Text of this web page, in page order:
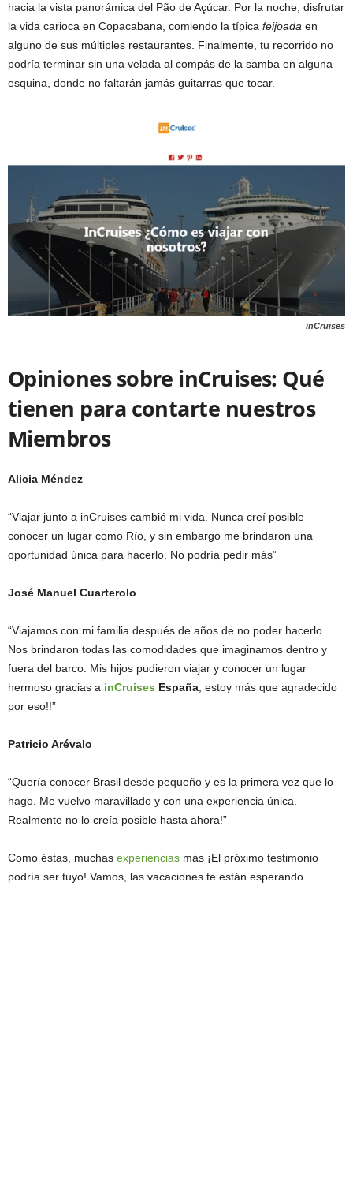
hacia la vista panorámica del Pão de Açúcar. Por la noche, disfrutar
la vida carioca en Copacabana, comiendo la típica feijoada en
alguno de sus múltiples restaurantes. Finalmente, tu recorrido no
podría terminar sin una velada al compás de la samba en alguna
esquina, donde no faltarán jamás guitarras que tocar.
inCruises
Opiniones sobre inCruises: Qué
tienen para contarte nuestros
Miembros
Alicia Méndez
“Viajar junto a inCruises cambió mi vida. Nunca creí posible
conocer un lugar como Río, y sin embargo me brindaron una
oportunidad única para hacerlo. No podría pedir más”
José Manuel Cuarterolo
“Viajamos con mi familia después de años de no poder hacerlo.
Nos brindaron todas las comodidades que imaginamos dentro y
fuera del barco. Mis hijos pudieron viajar y conocer un lugar
hermoso gracias a inCruises España , estoy más que agradecido
por eso!!”
Patricio Arévalo
“Quería conocer Brasil desde pequeño y es la primera vez que lo
hago. Me vuelvo maravillado y con una experiencia única.
Realmente no lo creía posible hasta ahora!”
Como éstas, muchas experiencias más ¡El próximo testimonio
podría ser tuyo! Vamos, las vacaciones te están esperando.